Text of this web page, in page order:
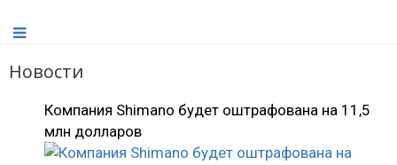
Новости
Компания Shimano будет оштрафована на 11,5
млн долларов